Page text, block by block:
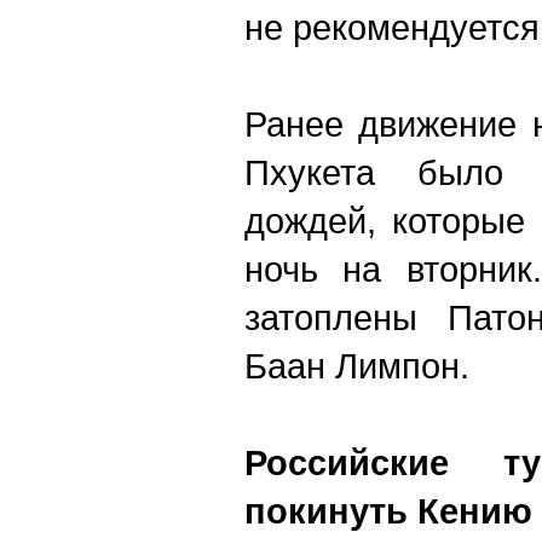
не
Ранее движение
Пхукета было
дождей,
ночь на
затоплены
Баан Лимпон.
Российские
покинуть Кению